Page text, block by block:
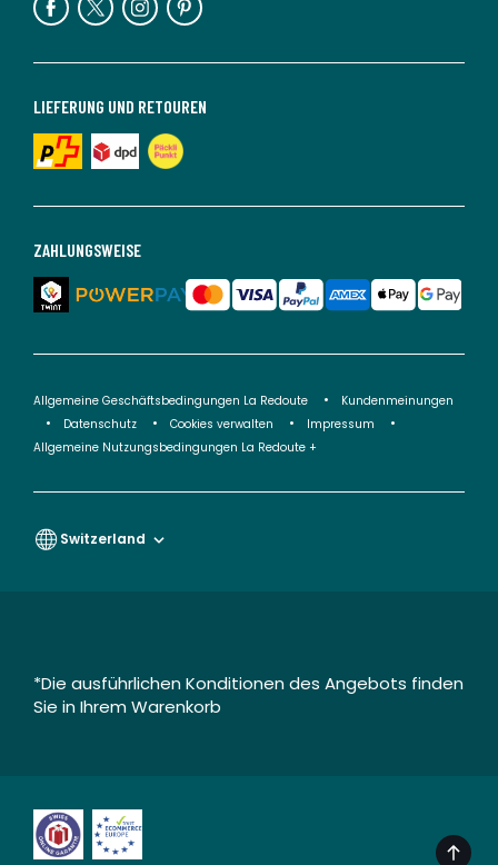
ZAHLUNGSWEISE
LIEFERUNG UND RETOUREN
Allgemeine Geschäftsbedingungen La Redoute
Kundenmeinungen
Datenschutz
Cookies verwalten
Impressum
Allgemeine Nutzungsbedingungen La Redoute +
Switzerland
*Die ausführlichen Konditionen des Angebots finden
Sie in Ihrem Warenkorb